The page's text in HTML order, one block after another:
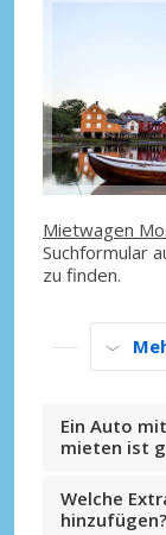
Mietwagen
Suchformular
zu finden.
Ein Auto
mieten ist
Welche
hinzufügen?